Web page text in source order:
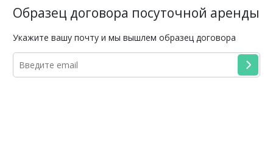
Образец договора посуточной аренды
Укажите вашу почту и мы вышлем образец договора